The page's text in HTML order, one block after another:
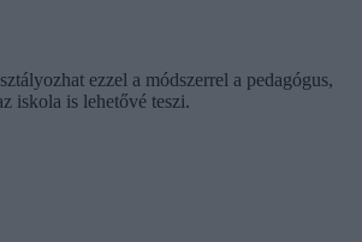
ezzel a módszerrel a pedagógus,
iskola is lehetővé teszi.